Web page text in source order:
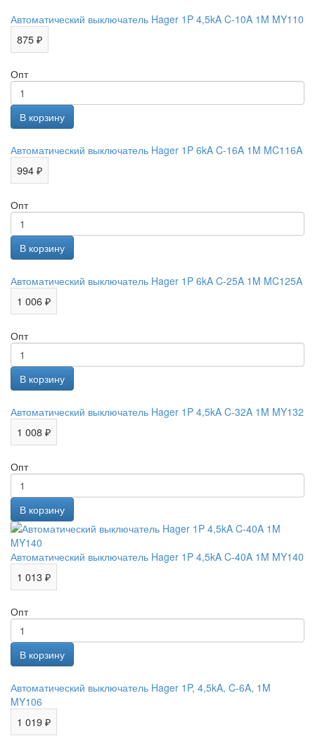
Автоматический выключатель Hager 1P 4,5kA C-10A 1M MY110
875 ₽
Опт
Автоматический выключатель Hager 1P 6kA C-16A 1M MC116A
994 ₽
Опт
Автоматический выключатель Hager 1P 6kA C-25A 1M MC125A
1 006 ₽
Опт
Автоматический выключатель Hager 1P 4,5kA C-32A 1M MY132
1 008 ₽
Опт
Автоматический выключатель Hager 1P 4,5kA C-40A 1M MY140
1 013 ₽
Опт
Автоматический выключатель Hager 1P, 4,5kA, C-6A, 1M
MY106
1 019 ₽